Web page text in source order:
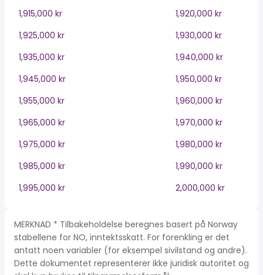
1,915,000 kr
1,920,000 kr
1,925,000 kr
1,930,000 kr
1,935,000 kr
1,940,000 kr
1,945,000 kr
1,950,000 kr
1,955,000 kr
1,960,000 kr
1,965,000 kr
1,970,000 kr
1,975,000 kr
1,980,000 kr
1,985,000 kr
1,990,000 kr
1,995,000 kr
2,000,000 kr
MERKNAD * Tilbakeholdelse beregnes basert på Norway
stabellene for NO, inntektsskatt. For forenkling er det
antatt noen variabler (for eksempel sivilstand og andre).
Dette dokumentet representerer ikke juridisk autoritet og